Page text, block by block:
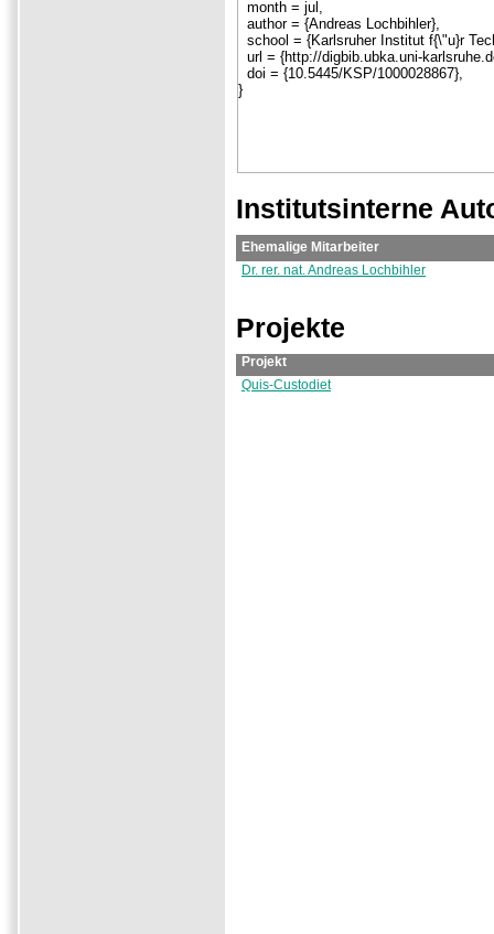
Institutsinterne
Ehemalige Mitarbeiter
Dr. rer. nat. Andreas Lochbihler
Projekte
Projekt
Quis-Custodiet